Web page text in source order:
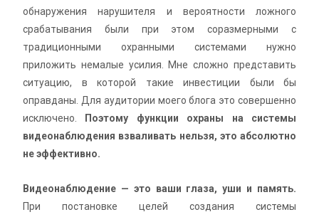
обнаружения нарушителя и вероятности ложного
срабатывания были при этом соразмерными с
традиционными охранными системами нужно
приложить немалые усилия. Мне сложно представить
ситуацию, в которой такие инвестиции были бы
оправданы. Для аудитории моего блога это совершенно
исключено. Поэтому функции охраны на системы
видеонаблюдения взваливать нельзя, это абсолютно
не эффективно.
Видеонаблюдение — это ваши глаза, уши и память.
При постановке целей создания системы